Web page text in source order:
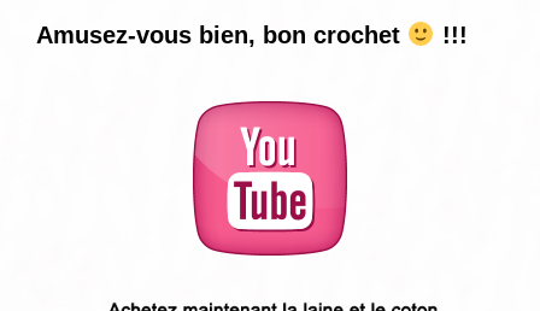
Amusez-vous bien, bon crochet !!!